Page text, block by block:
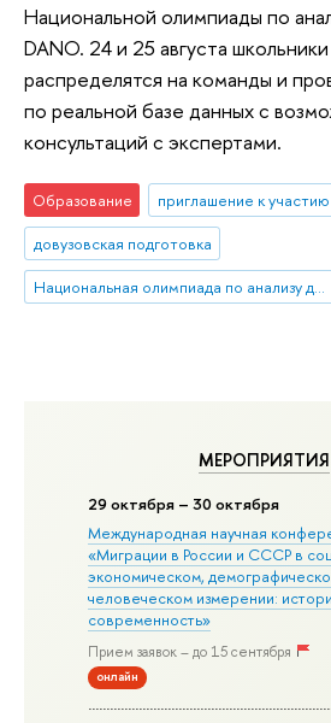
МЕРОПРИЯТИЯ
29 октября – 30 октября
Международная научная
«Миграции в Росcии и СССР в
экономическом,
человеческом измерении:
современность»
Прием заявок – до 15 сентября
онлайн
Национальной олимпиады по
DANO. 24 и 25 августа
распределятся на команды и
по реальной базе данных с
консультаций с экспертами.
Образование
приглашение к участию
довузовская подготовка
Национальная олимпиада по анализу данных «DANO»